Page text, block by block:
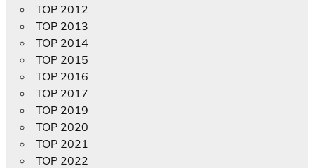
TOP 2012
TOP 2013
TOP 2014
TOP 2015
TOP 2016
TOP 2017
TOP 2019
TOP 2020
TOP 2021
TOP 2022